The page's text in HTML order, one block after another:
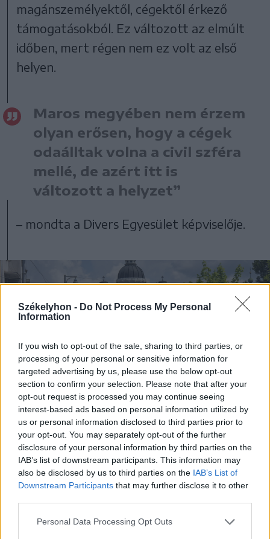
Székelyhon - Do Not Process My Personal
Information
If you wish to opt-out of the sale, sharing to third parties, or
processing of your personal or sensitive information for
targeted advertising by us, please use the below opt-out
section to confirm your selection. Please note that after your
opt-out request is processed you may continue seeing
interest-based ads based on personal information utilized by
us or personal information disclosed to third parties prior to
your opt-out. You may separately opt-out of the further
disclosure of your personal information by third parties on the
IAB’s list of downstream participants. This information may
also be disclosed by us to third parties on the IAB’s List of
Downstream Participants that may further disclose it to other
Personal Data Processing Opt Outs
magánszemélyektől, cégektől érkező
támogatásokból. Ez változott az elmúlt
időben, mert régen nem ez volt az első
helyen.
Maros megyében nem érzem
olyan erősen, hogy a cégek
odaálltak volna a civil szféra
mellé, de azért itt is
változott a helyzet”
– mondta a Divers Egyesület képviselője.
Szombaton délben vonulnak fel a szervezetek és
támogatók, bárki csatlakozhat
FOTÓ: HAÁZ VINCE
Közösségi Alapítvány, Transilvana Alpha